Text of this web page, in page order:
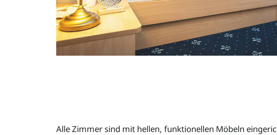
Alle Zimmer sind mit hellen, funktionellen Möbeln